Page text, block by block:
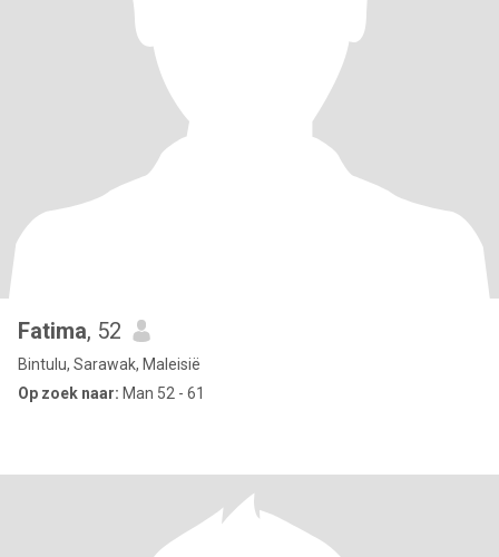
Fatima, 52
Bintulu, Sarawak, Maleisië
Op zoek naar: Man 52 - 61